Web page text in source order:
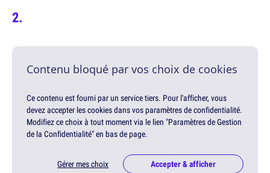
Contenu bloqué par vos choix de cookies
Ce contenu est fourni par un service tiers. Pour l'afficher, vous
devez accepter les cookies dans vos paramètres de confidentialité.
Modifiez ce choix à tout moment via le lien "Paramètres de Gestion
de la Confidentialité" en bas de page.
Gérer mes choix Accepter & afficher